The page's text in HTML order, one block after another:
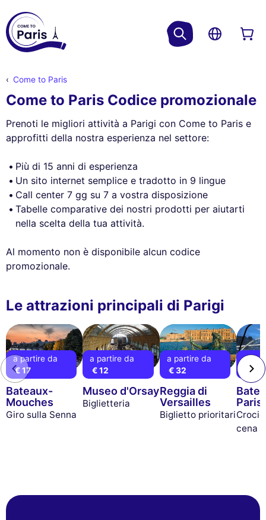
Come to Paris
Come to Paris Codice promozionale
Prenoti le migliori attività a Parigi con Come to Paris e
approfitti della nostra esperienza nel settore:
Più di 15 anni di esperienza
Un sito internet semplice e tradotto in 9 lingue
Call center 7 gg su 7 a vostra disposizione
Tabelle comparative dei nostri prodotti per aiutarti
nella scelta della tua attività.
Al momento non è disponibile alcun codice
promozionale.
Le attrazioni principali di Parigi
a partire da
€ 17
Bateaux-
Mouches
Giro sulla Senna
a partire da
€ 12
Museo d'Orsay
Biglietteria
a partire da
€ 32
Reggia di
Versailles
Biglietto prioritari
a
€ 99
cena